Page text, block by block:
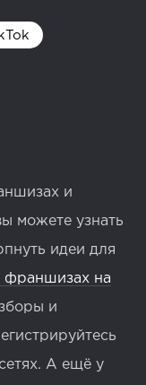
и
можете узнать
идеи для
франшизах на
и
А ещё у